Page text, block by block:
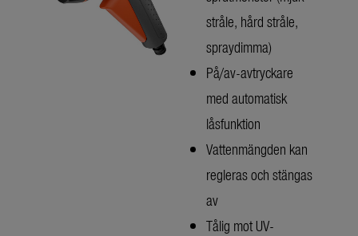
stråle, hård stråle,
spraydimma)
På/av-avtryckare
med automatisk
låsfunktion
Vattenmängden kan
regleras och stängas
av
Tålig mot UV-